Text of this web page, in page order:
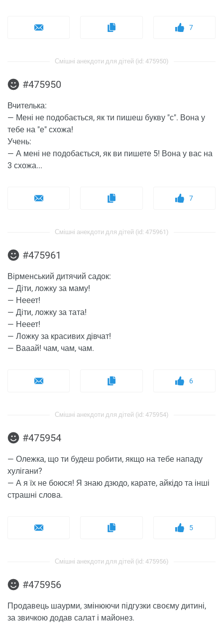
7
Смішні анекдоти для дітей (id: 475950)
#475950
Вчителька:
— Мені не подобається, як ти пишеш букву "с". Вона у
тебе на "е" схожа!
Учень:
— А мені не подобається, як ви пишете 5! Вона у вас на
3 схожа...
7
Смішні анекдоти для дітей (id: 475961)
#475961
Вірменський дитячий садок:
— Діти, ложку за маму!
— Нееет!
— Діти, ложку за тата!
— Нееет!
— Ложку за красивих дівчат!
— Вааай! чам, чам, чам.
6
Смішні анекдоти для дітей (id: 475954)
#475954
— Олежка, що ти будеш робити, якщо на тебе нападу
хулігани?
— А я їх не боюся! Я знаю дзюдо, карате, айкідо та інші
страшні слова.
5
Смішні анекдоти для дітей (id: 475956)
#475956
Продавець шаурми, змінюючи підгузки своєму дитині,
за звичкою додав салат і майонез.